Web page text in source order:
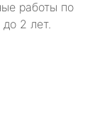
работы по
2 лет.